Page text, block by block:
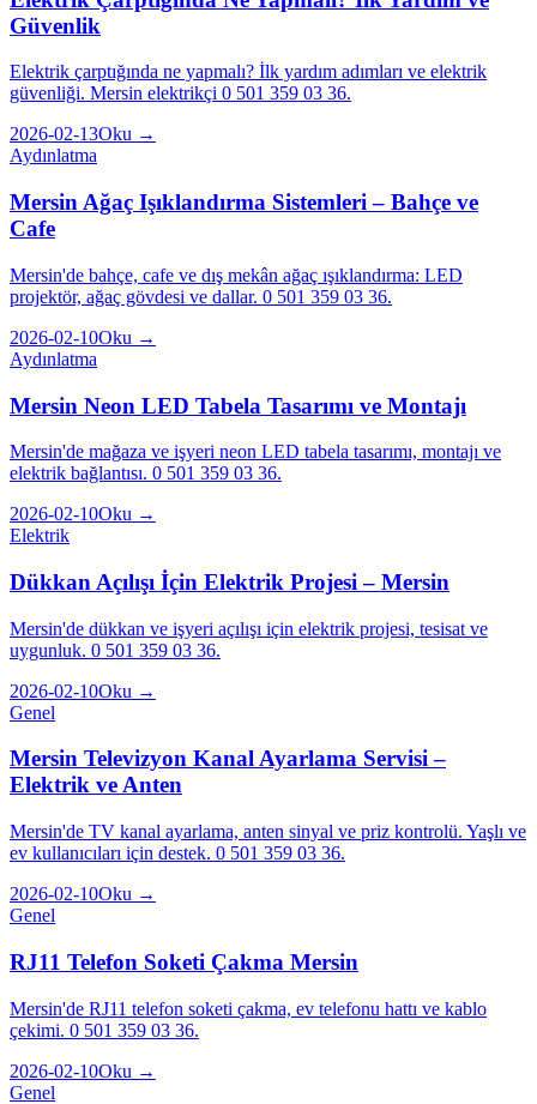
Güvenlik
Elektrik çarptığında ne yapmalı? İlk yardım adımları ve elektrik
güvenliği. Mersin elektrikçi 0 501 359 03 36.
2026-02-13Oku →
Aydınlatma
Mersin Ağaç Işıklandırma Sistemleri – Bahçe ve
Cafe
Mersin'de bahçe, cafe ve dış mekân ağaç ışıklandırma: LED
projektör, ağaç gövdesi ve dallar. 0 501 359 03 36.
2026-02-10Oku →
Aydınlatma
Mersin Neon LED Tabela Tasarımı ve Montajı
Mersin'de mağaza ve işyeri neon LED tabela tasarımı, montajı ve
elektrik bağlantısı. 0 501 359 03 36.
2026-02-10Oku →
Elektrik
Dükkan Açılışı İçin Elektrik Projesi – Mersin
Mersin'de dükkan ve işyeri açılışı için elektrik projesi, tesisat ve
uygunluk. 0 501 359 03 36.
2026-02-10Oku →
Genel
Mersin Televizyon Kanal Ayarlama Servisi –
Elektrik ve Anten
Mersin'de TV kanal ayarlama, anten sinyal ve priz kontrolü. Yaşlı ve
ev kullanıcıları için destek. 0 501 359 03 36.
2026-02-10Oku →
Genel
RJ11 Telefon Soketi Çakma Mersin
Mersin'de RJ11 telefon soketi çakma, ev telefonu hattı ve kablo
çekimi. 0 501 359 03 36.
2026-02-10Oku →
Genel